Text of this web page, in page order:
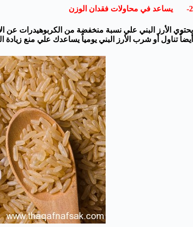
2- يساعد في محاولات فقدان الوزن
يحتوي الأرز البني علي نسبة منخفضة من الكربوهيدرات عن
أيضاٌ تناول أو شرب الأرز البني يومياٌ يساعدك علي منع